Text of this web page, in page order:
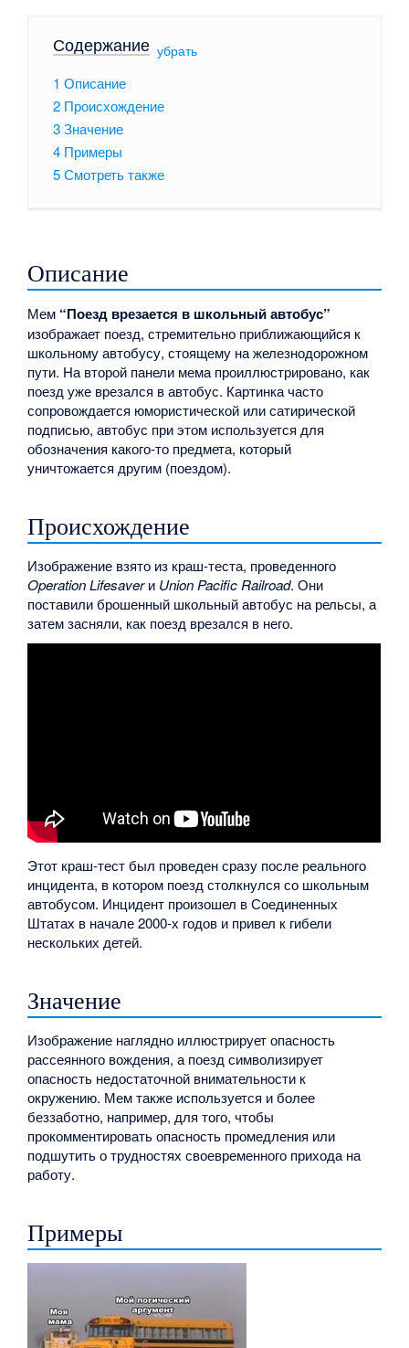
Содержание[ убрать]
1 Описание
2 Происхождение
3Значение
4 Примеры
5Смотреть также
Описание
Мем “Поезд врезается в школьный автобус”
изображает поезд, стремительно приближающийся к
школьному автобусу, стоящему на железнодорожном
пути. На второй панели мема проиллюстрировано, как
поезд уже врезался в автобус. Картинка часто
сопровождается юмористической или сатирической
подписью, автобус при этом используется для
обозначения какого-то предмета, который
уничтожается другим (поездом).
Происхождение
Изображение взято из краш-теста, проведенного
Operation Lifesaverи Union Pacific Railroad. Они
поставили брошенный школьный автобус на рельсы, а
затем засняли, как поезд врезался в него.
Этот краш-тест был проведен сразу после реального
инцидента, в котором поезд столкнулся со школьным
автобусом. Инцидент произошел в Соединенных
Штатах в начале 2000-х годов и привел к гибели
нескольких детей.
Значение
Изображение наглядно иллюстрирует опасность
рассеянного вождения, а поезд символизирует
опасность недостаточной внимательности к
окружению. Мем также используется и более
беззаботно, например, для того, чтобы
прокомментировать опасность промедления или
подшутить о трудностях своевременного прихода на
работу.
Примеры